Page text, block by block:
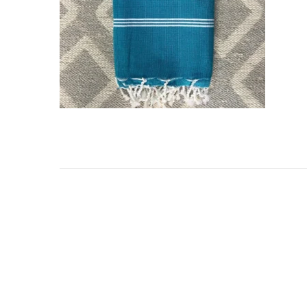
TARKIBA
TO7FA
TANIT
TAKALIDNA
RAWNAQ